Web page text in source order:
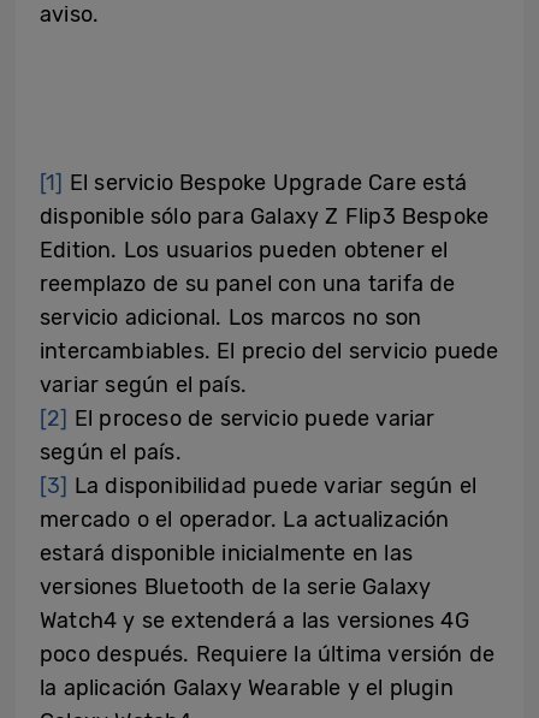
aviso.
[1] El servicio Bespoke Upgrade Care está
disponible sólo para Galaxy Z Flip3 Bespoke
Edition. Los usuarios pueden obtener el
reemplazo de su panel con una tarifa de
servicio adicional. Los marcos no son
intercambiables. El precio del servicio puede
variar según el país.
[2] El proceso de servicio puede variar
según el país.
[3] La disponibilidad puede variar según el
mercado o el operador. La actualización
estará disponible inicialmente en las
versiones Bluetooth de la serie Galaxy
Watch4 y se extenderá a las versiones 4G
poco después. Requiere la última versión de
la aplicación Galaxy Wearable y el plugin